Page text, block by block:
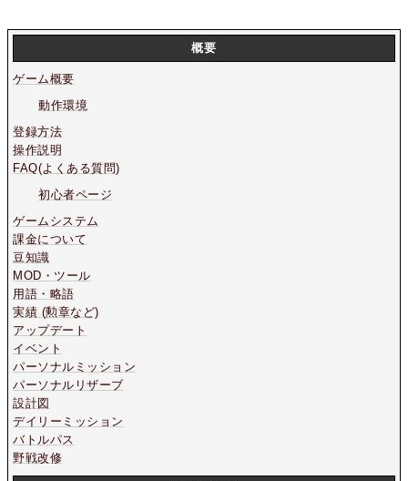
概要
ゲーム概要
動作環境
登録方法
操作説明
FAQ(よくある質問)
初心者ページ
ゲームシステム
課金について
豆知識
MOD・ツール
用語・略語
実績 (勲章など)
アップデート
イベント
パーソナルミッション
パーソナルリザーブ
設計図
デイリーミッション
バトルパス
野戦改修